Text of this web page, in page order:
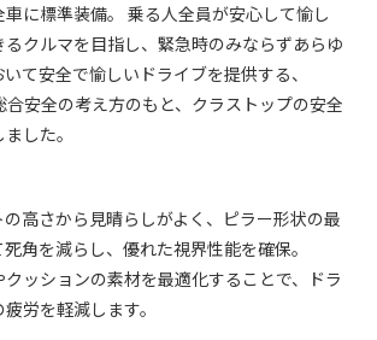
に標準装備。 乗る人全員が安心して愉し
るクルマを目指し、緊急時のみならずあらゆ
て安全で愉しいドライブを提供する、
合安全の考え方のもと、クラストップの安全
した。
の高さから見晴らしがよく、ピラー形状の最
角を減らし、優れた視界性能を確保。
クッションの素材を最適化することで、ドラ
労を軽減します。